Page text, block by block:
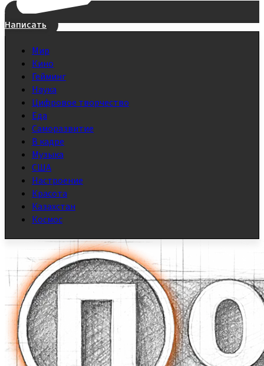
Написать
Мир
Кино
Гейминг
Наука
Цифровое творчество
Еда
Саморазвитие
В кадре
Музыка
США
Настроение
Красота
Казахстан
Космос